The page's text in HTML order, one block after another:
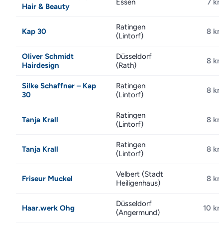
Hair & Beauty
Essen 7 km
Kap 30
Ratingen
(Lintorf)
8 km
Oliver Schmidt
Hairdesign
Düsseldorf
(Rath)
8 km
Silke Schaffner – Kap
30
Ratingen
(Lintorf)
8 km
Tanja Krall
Ratingen
(Lintorf)
8 km
Tanja Krall
Ratingen
(Lintorf)
8 km
Friseur Muckel
Velbert (Stadt
Heiligenhaus)
8 km
Haar.werk Ohg
Düsseldorf
(Angermund)
10 km